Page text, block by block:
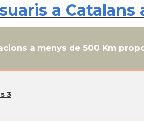
a Catalans
a menys de 500 Km
3